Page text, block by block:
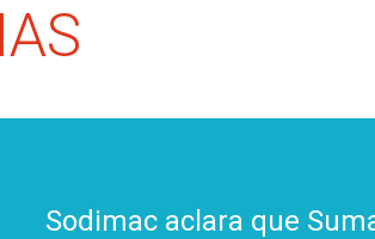
Sodimac aclara que